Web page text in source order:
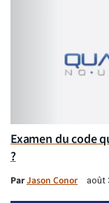
Examen du code
?
ParJason Conor août